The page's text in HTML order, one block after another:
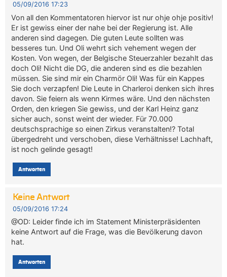
05/09/2016 17:23
Von all den Kommentatoren hiervor ist nur ohje ohje positiv!
Er ist gewiss einer der nahe bei der Regierung ist. Alle
anderen sind dagegen. Die guten Leute sollten was
besseres tun. Und Oli wehrt sich vehement wegen der
Kosten. Von wegen, der Belgische Steuerzahler bezahlt das
doch Oli! Nicht die DG, die anderen sind es die bezahlen
müssen. Sie sind mir ein Charmör Oli! Was für ein Kappes
Sie doch verzapfen! Die Leute in Charleroi denken sich ihres
davon. Sie feiern als wenn Kirmes wäre. Und den nächsten
Orden, den kriegen Sie gewiss, und der Karl Heinz ganz
sicher auch, sonst weint der wieder. Für 70.000
deutschsprachige so einen Zirkus veranstalten!? Total
übergedreht und verschoben, diese Verhältnisse! Lachhaft,
ist noch gelinde gesagt!
Antworten
Keine Antwort
05/09/2016 17:24
@OD: Leider finde ich im Statement Ministerpräsidenten
keine Antwort auf die Frage, was die Bevölkerung davon
hat.
Antworten